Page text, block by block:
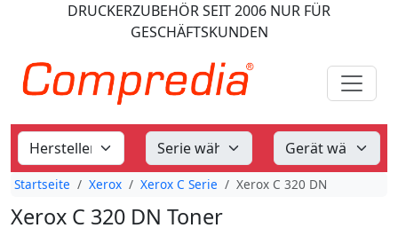
DRUCKERZUBEHÖRSEIT 2006 NUR FÜR
GESCHÄFTSKUNDEN
Startseite Xerox Xerox C Serie Xerox C 320 DN
Xerox C 320 DN Toner